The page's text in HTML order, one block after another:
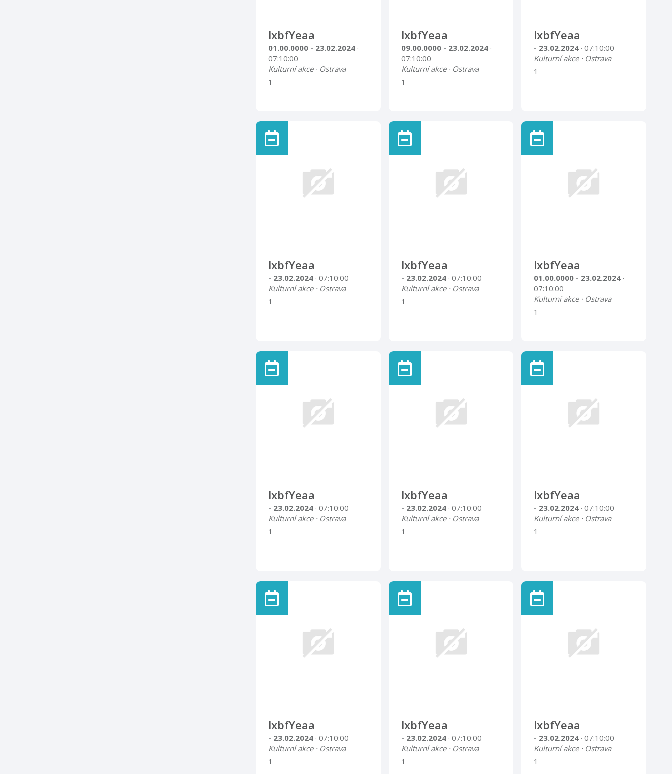
lxbfYeaa
01.00.0000 - 23.02.2024 ·
07:10:00
Kulturní akce · Ostrava
1
lxbfYeaa
09.00.0000 - 23.02.2024 ·
07:10:00
Kulturní akce · Ostrava
1
lxbfYeaa
- 23.02.2024 · 07:10:00
Kulturní akce · Ostrava
1
lxbfYeaa
- 23.02.2024 · 07:10:00
Kulturní akce · Ostrava
1
lxbfYeaa
- 23.02.2024 · 07:10:00
Kulturní akce · Ostrava
1
lxbfYeaa
01.00.0000 - 23.02.2024 ·
07:10:00
Kulturní akce · Ostrava
1
lxbfYeaa
- 23.02.2024 · 07:10:00
Kulturní akce · Ostrava
1
lxbfYeaa
- 23.02.2024 · 07:10:00
Kulturní akce · Ostrava
1
lxbfYeaa
- 23.02.2024 · 07:10:00
Kulturní akce · Ostrava
1
lxbfYeaa
- 23.02.2024 · 07:10:00
Kulturní akce · Ostrava
1
lxbfYeaa
- 23.02.2024 · 07:10:00
Kulturní akce · Ostrava
1
lxbfYeaa
- 23.02.2024 · 07:10:00
Kulturní akce · Ostrava
1